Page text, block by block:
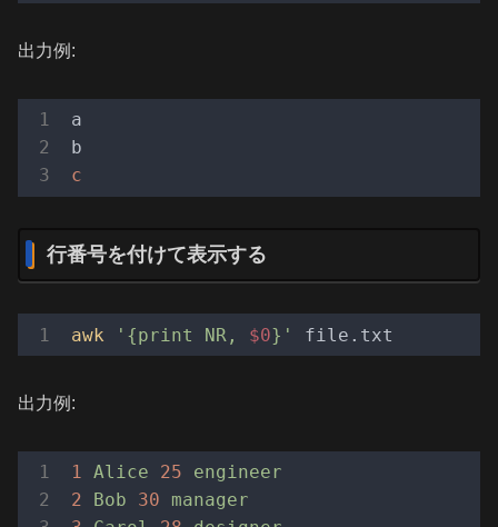
出力例:
a
c
行番号を付けて表示する
awk '{print NR, $0}'
出力例:
1 Alice 25
engineer
2
Bob 30
manager